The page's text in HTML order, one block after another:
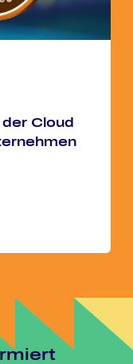
Cloud